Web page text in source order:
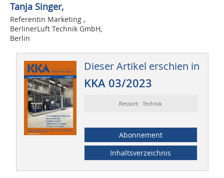
Tanja Singer,
Referentin Marketing ,
BerlinerLuft Technik GmbH,
Berlin
Dieser Artikel erschien in
KKA 03/2023
Ressort: Technik
Abonnement
Inhaltsverzeichnis